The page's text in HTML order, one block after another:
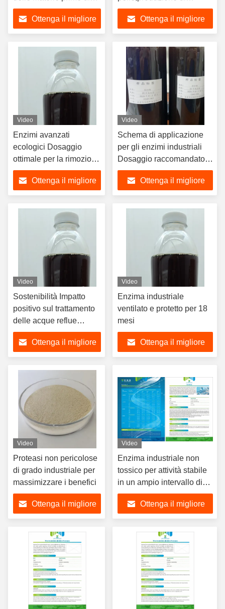
biomassa, processo di
fermentazione del
biogas,aumento della
produzione di biogas
Ottenga il migliore
fertilizzanti
organici,miglioramento
della permeabilità dei
farmaci nella cheratina
Ottenga il migliore
Video
Enzimi avanzati
ecologici Dosaggio
ottimale per la rimozione
del biofilm e la
promozione della
rimozione del biofilm
Ottenga il migliore
Video
Schema di applicazione
per gli enzimi industriali
Dosaggio raccomandato
1-3 kg/t Tipo proteasi in
polvere e liquido
Ottenga il migliore
Video
Sostenibilità Impatto
positivo sul trattamento
delle acque reflue
Enzimi industriali per
l'amidoOttenga il migliore
Video
Enzima industriale
ventilato e protetto per 18
mesi
Ottenga il migliore
Video
Proteasi non pericolose
di grado industriale per
massimizzare i benefici
Ottenga il migliore
Video
Enzima industriale non
tossico per attività stabile
in un ampio intervallo di
pH e temperatura
Ottenga il migliore